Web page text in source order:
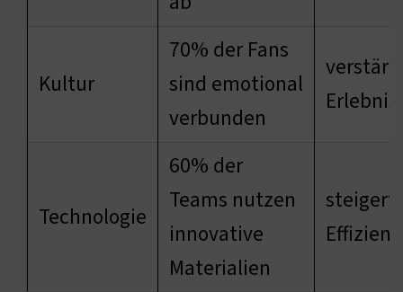
Kultur
70% der Fans
sind emotional
verbunden
Erlebnis
Technologie
60% der
Teams nutzen
innovative
Materialien
steigert
Effizienz